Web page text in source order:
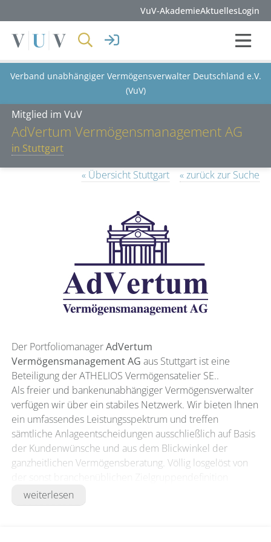
VuV-AkademieAktuellesLogin
Verband unabhängiger Vermögensverwalter Deutschland e.V.
(VuV)
Mitglied im VuV
AdVertum Vermögensmanagement AG
in Stuttgart
« Übersicht Stuttgart
« zurück zur Suche
Der PortfoliomanagerAdVertum
Vermögensmanagement AGaus Stuttgart ist eine
Beteiligung der ATHELIOS Vermögensatelier SE..
Als freier und bankenunabhängiger Vermögensverwalter
verfügen wir über ein stabiles Netzwerk. Wir bieten Ihnen
ein umfassendes Leistungsspektrum und treffen
sämtliche Anlageentscheidungen ausschließlich auf Basis
der Kundenwünsche und aus dem Blickwinkel der
ganzheitlichen Vermögensberatung. Völlig losgelöst von
der sonst branchenüblichen Zielgruppendefinition
erarbeiten und definieren wir mit unseren Kunden die
individuell passende Anlagestrategie. Unter
weiterlesen